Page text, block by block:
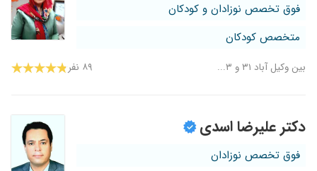
فوق تخصص نوزادان و کودکان
متخصص کودکان
بین وکیل آباد ۳۱ و ۳... ۸۹ نفر
دکتر علیرضا اسدی
فوق تخصص نوزادان